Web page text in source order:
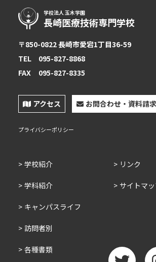
学校法人 玉木学園
長崎医療技術専門学校
〒850-0822 長崎市愛宕1丁目36-59
TEL
095-827-8868
FAX
095-827-8335
アクセス お問合わせ・資料請求
プライバシーポリシー
学校紹介
学科紹介
キャンパスライフ
訪問者別
各種書類
リンク
サイトマ